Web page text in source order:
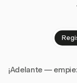
¡Adelante —